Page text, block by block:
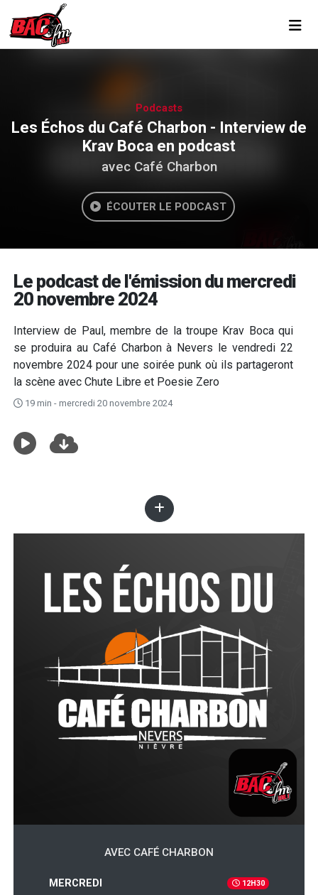
Podcasts
Les Échos du Café Charbon - Interview de
Krav Boca en podcast
avec Café Charbon
ÉCOUTER LE PODCAST
Le podcast de l'émission du mercredi
20 novembre 2024
Interview de Paul, membre de la troupe Krav Boca qui
se produira au Café Charbon à Nevers le vendredi 22
novembre 2024 pour une soirée punk où ils partageront
la scène avec Chute Libre et Poesie Zero
19 min - mercredi 20 novembre 2024
AVEC CAFÉ CHARBON
MERCREDI 12H30